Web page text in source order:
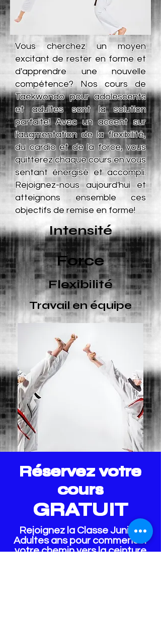
Vous cherchez un moyen
excitant de rester en forme et
d'apprendre une nouvelle
compétence? Nos cours de
Taekwondo pour adolescents
et adultes sont la solution
parfaite! Avec un accent sur
l'augmentation de la flexibilité,
du cardio et de la force, vous
quitterez chaque cours en vous
sentant énergisé et accompli.
Rejoignez-nous aujourd'hui et
atteignons ensemble ces
objectifs de remise en forme!
Intensité
Force
Flexibilité
Travail en équipe
Réservez votre
cours
GRATUIT
Rejoignez la Classe Junior-
Adultes ans pour commencer
votre chemin vers la ceinture